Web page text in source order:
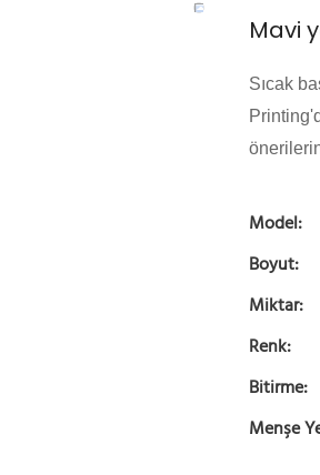
Mavi
Sıcak
Model:
Boyut:
Miktar:
Renk:
Bitirme:
Menşe